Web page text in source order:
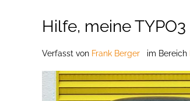
Hilfe, meine
Verfasst von Frank Berger im Bereich